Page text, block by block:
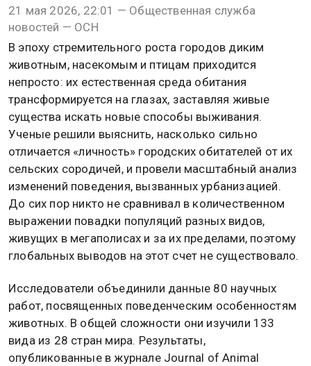
21 мая 2026, 22:01 — Общественная служба
новостей — ОСН
В эпоху стремительного роста городов диким
животным, насекомым и птицам приходится
непросто: их естественная среда обитания
трансформируется на глазах, заставляя живые
существа искать новые способы выживания.
Ученые решили выяснить, насколько сильно
отличается «личность» городских обитателей от их
сельских сородичей, и провели масштабный анализ
изменений поведения, вызванных урбанизацией.
До сих пор никто не сравнивал в количественном
выражении повадки популяций разных видов,
живущих в мегаполисах и за их пределами, поэтому
глобальных выводов на этот счет не существовало.
Исследователи объединили данные 80 научных
работ, посвященных поведенческим особенностям
животных. В общей сложности они изучили 133
вида из 28 стран мира. Результаты,
опубликованные в журнале Journal of Animal